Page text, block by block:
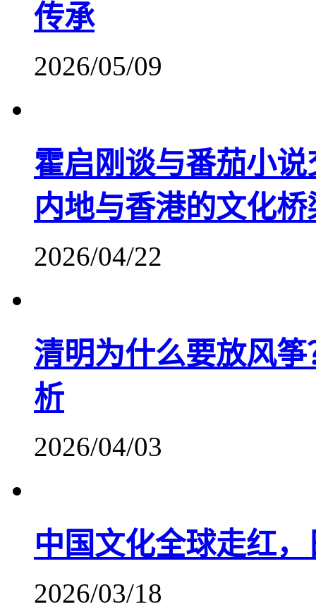
传承
2026/05/09
霍启刚谈与番茄小
内地与香港的文化桥
2026/04/22
清明为什么要放风
析
2026/04/03
中国文化全球走红
2026/03/18